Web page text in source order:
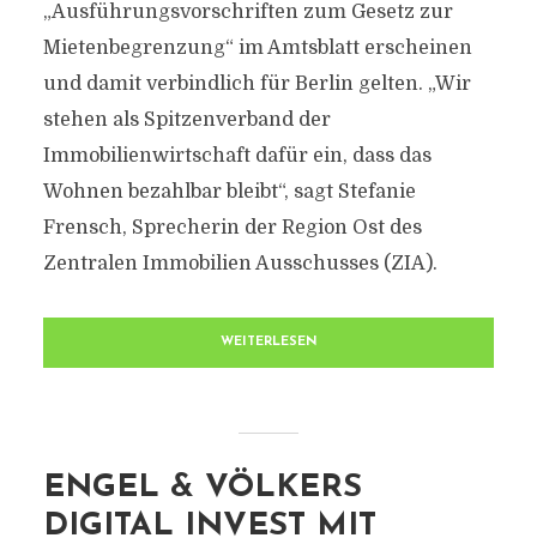
„Ausführungsvorschriften zum Gesetz zur
Mietenbegrenzung“ im Amtsblatt erscheinen
und damit verbindlich für Berlin gelten. „Wir
stehen als Spitzenverband der
Immobilienwirtschaft dafür ein, dass das
Wohnen bezahlbar bleibt“, sagt Stefanie
Frensch, Sprecherin der Region Ost des
Zentralen Immobilien Ausschusses (ZIA).
WEITERLESEN
ENGEL & VÖLKERS
DIGITAL INVEST MIT